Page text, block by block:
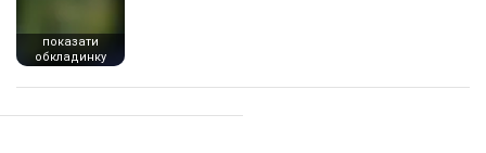
показати
обкладинку